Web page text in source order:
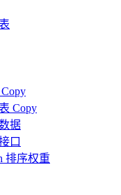
Copy
据
口
排序权重